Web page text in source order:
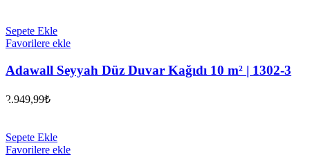
Sepete Ekle
Favorilere ekle
Adawall Seyyah Düz Duvar Kağıdı 10 m² | 1302-3
2.949,99₺
Sepete Ekle
Favorilere ekle